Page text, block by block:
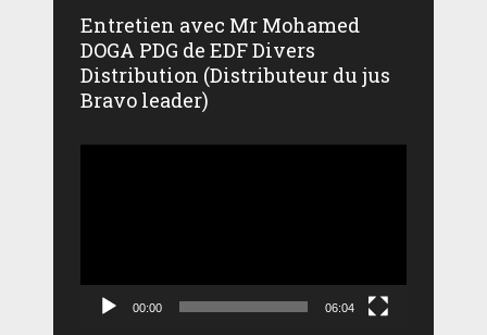
Entretien avec Mr Mohamed
DOGA PDG de EDF Divers
Distribution (Distributeur du jus
Bravo leader)
00:00 06:04